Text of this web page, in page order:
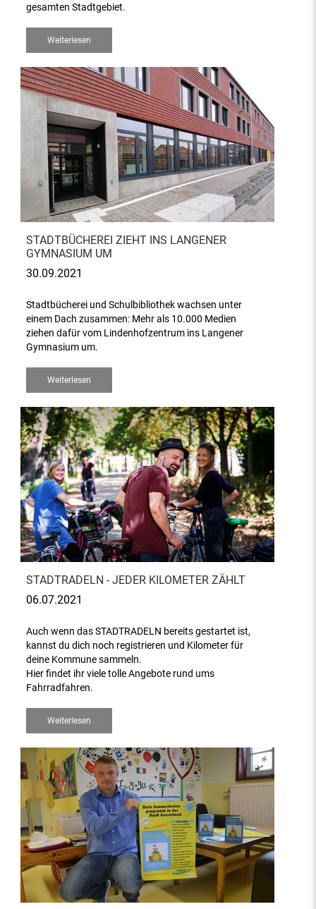
gesamten Stadtgebiet.
Weiterlesen
STADTBÜCHEREI ZIEHT INS LANGENER
GYMNASIUM UM
30.09.2021
Stadtbücherei und Schulbibliothek wachsen unter
einem Dach zusammen: Mehr als 10.000 Medien
ziehen dafür vom Lindenhofzentrum ins Langener
Gymnasium um.
Weiterlesen
STADTRADELN - JEDER KILOMETER ZÄHLT
06.07.2021
Auch wenn das STADTRADELN bereits gestartet ist,
kannst du dich noch registrieren und Kilometer für
deine Kommune sammeln.
Hier findet ihr viele tolle Angebote rund ums
Fahrradfahren.
Weiterlesen